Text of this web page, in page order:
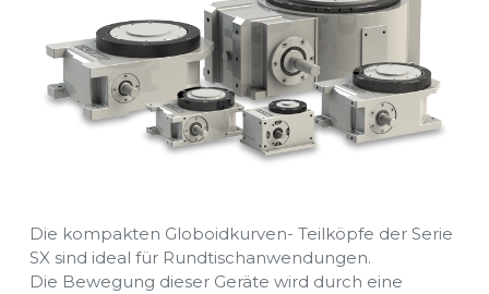
Die kompakten Globoidkurven- Teilköpfe der Serie
SX sind ideal für Rundtischanwendungen.
Die Bewegung dieser Geräte wird durch eine